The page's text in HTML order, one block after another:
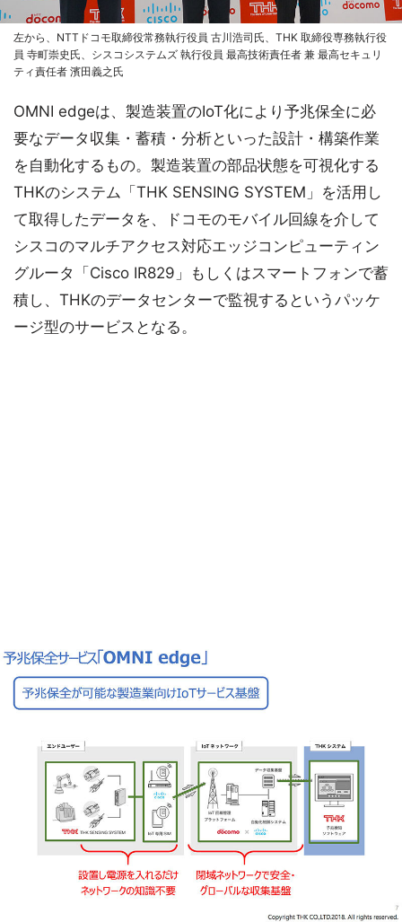
左から、NTTドコモ取締役常務執行役員 古川浩司氏、THK 取締役専務執行役
員 寺町崇史氏、シスコシステムズ 執行役員 最高技術責任者 兼 最高セキュリ
ティ責任者 濱田義之氏
OMNI edgeは、製造装置のIoT化により予兆保全に必
要なデータ収集・蓄積・分析といった設計・構築作業
を自動化するもの。製造装置の部品状態を可視化する
THKのシステム「THK SENSING SYSTEM」を活用し
て取得したデータを、ドコモのモバイル回線を介して
シスコのマルチアクセス対応エッジコンピューティン
グルータ「Cisco IR829」もしくはスマートフォンで蓄
積し、THKのデータセンターで監視するというパッケ
ージ型のサービスとなる。